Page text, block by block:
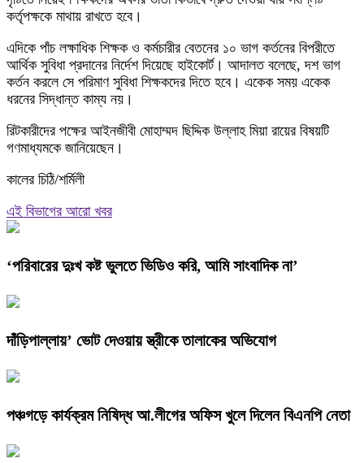
কর্তৃপক্ষকে মাথায় রাখতে হবে।
এদিকে পাঁচ লক্ষাধিক শিক্ষক ও কর্মচারীর বেতনের ১০ ভাগ কর্তনের বিপরীতে
আর্থিক সুবিধা প্রদানের নির্দেশ দিয়েছে হাইকোর্ট। আদালত বলেছে, দশ ভাগ
কর্তন করলে সে পরিমাণ সুবিধা শিক্ষকদের দিতে হবে। একেক সময় একেক
ধরনের সিদ্ধান্ত কাম্য নয়।
রিটকারীদের পক্ষের আইনজীবী মোহাম্মদ ছিদ্দিক উল্লাহ মিয়া রায়ের বিষয়টি
গণমাধ্যমকে জানিয়েছেন।
কালের চিঠি/শর্মিলী
এই বিভাগের আরো খবর
‘পরিবারের দুঃখ কষ্ট ভুলতে ভিডিও করি, আমি সাংবাদিক না’
দাঁড়িপাল্লায়’ ভোট দেওয়ায় স্ত্রীকে তালাকের অভিযোগ
পঞ্চগড়ে কার্যক্রম নিষিদ্ধ আ.লীগের অফিস খুলে দিলেন বিএনপি নেতা